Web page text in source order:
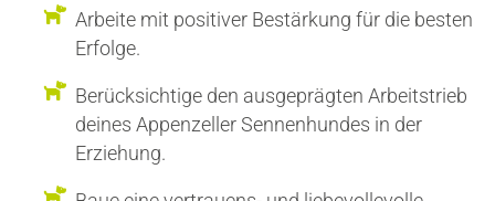
Arbeite mit positiver Bestärkung für die besten
Erfolge.
Berücksichtige den ausgeprägten Arbeitstrieb
deines Appenzeller Sennenhundes in der
Erziehung.